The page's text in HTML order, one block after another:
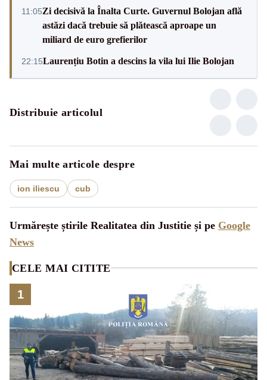
11:05Zi decisivă la Înalta Curte. Guvernul Bolojan află
astăzi dacă trebuie să plătească aproape un
miliard de euro grefierilor
22:15Laurențiu Botin a descins la vila lui Ilie Bolojan
Distribuie articolul
Mai multe articole despre
ion iliescu cub
Urmărește știrile Realitatea din Justitie și pe Google
News
CELE MAI CITITE
1